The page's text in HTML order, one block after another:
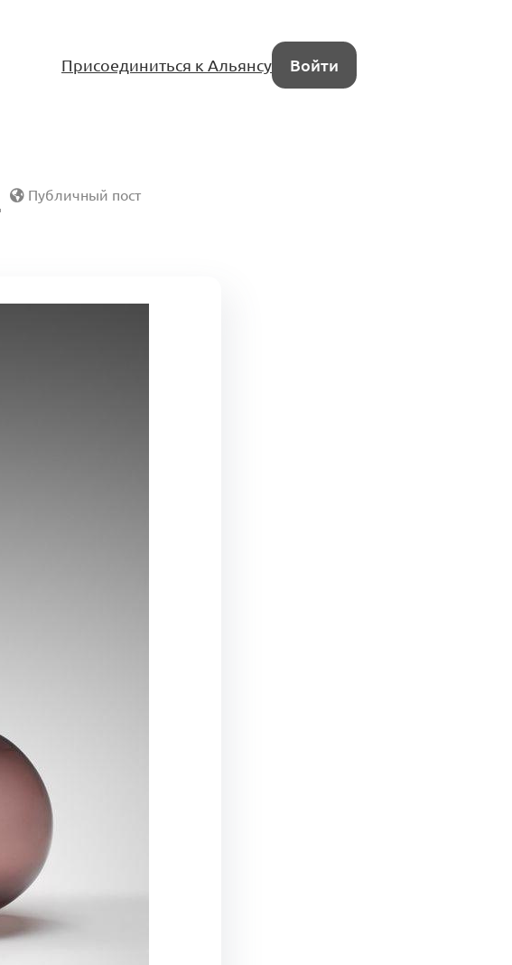
Присоединиться к Альянсу Войти
Публичный пост